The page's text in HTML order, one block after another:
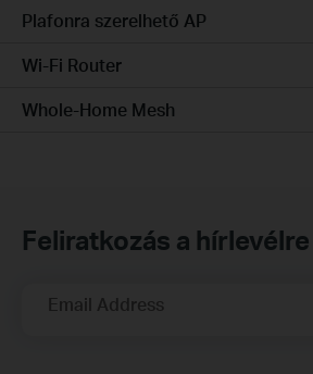
Plafonra szerelhető AP
Wi-Fi Router
Whole-Home Mesh
Feliratkozás a hírlevélre
Email Address